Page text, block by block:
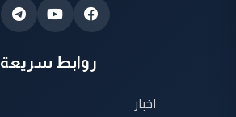
روابط سريعة
اخبار